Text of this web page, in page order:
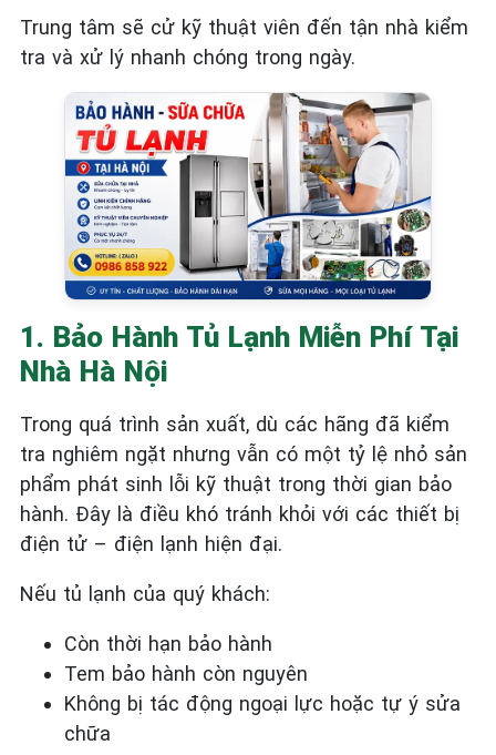
Trung tâm sẽ cử kỹ thuật viên đến tận nhà kiểm
tra và xử lý nhanh chóng trong ngày.
1. Bảo Hành Tủ Lạnh Miễn Phí Tại
Nhà Hà Nội
Trong quá trình sản xuất, dù các hãng đã kiểm
tra nghiêm ngặt nhưng vẫn có một tỷ lệ nhỏ sản
phẩm phát sinh lỗi kỹ thuật trong thời gian bảo
hành. Đây là điều khó tránh khỏi với các thiết bị
điện tử – điện lạnh hiện đại.
Nếu tủ lạnh của quý khách:
Còn thời hạn bảo hành
Tem bảo hành còn nguyên
Không bị tác động ngoại lực hoặc tự ý sửa
chữa